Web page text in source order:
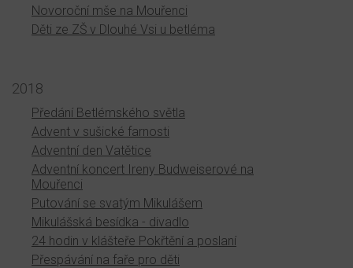
Novoroční mše na Mouřenci
Děti ze ZŠ v Dlouhé Vsi u betléma
2018
Předání Betlémského světla
Advent v sušické farnosti
Adventní den Vatětice
Adventní koncert Ireny Budweiserové na
Mouřenci
Putování se svatým Mikulášem
Mikulášská besídka - divadlo
24 hodin v klášteře Pokřtění a poslaní
Přespávání na faře pro děti